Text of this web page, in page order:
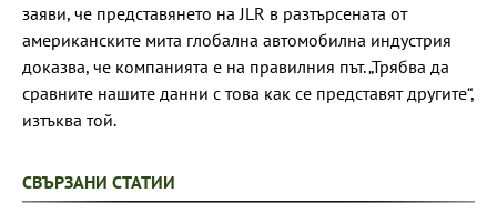
заяви, че представянето на JLR в разтърсената от
американските мита глобална автомобилна индустрия
доказва, че компанията е на правилния път. „Трябва да
сравните нашите данни с това как се представят другите“,
изтъква той.
СВЪРЗАНИ СТАТИИ